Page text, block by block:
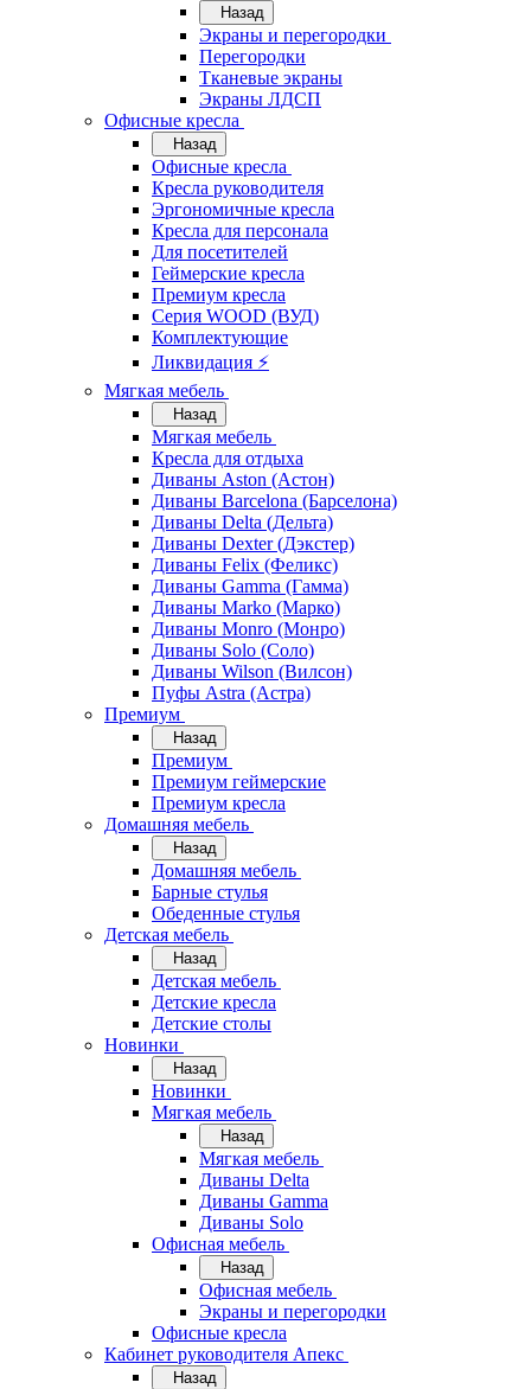
Назад
Экраны и перегородки
Перегородки
Тканевые экраны
Экраны ЛДСП
Офисные кресла
Назад
Офисные кресла
Кресла руководителя
Эргономичные кресла
Кресла для персонала
Для посетителей
Геймерские кресла
Премиум кресла
Серия WOOD (ВУД)
Комплектующие
Ликвидация ⚡
Мягкая мебель
Назад
Мягкая мебель
Кресла для отдыха
Диваны Aston (Астон)
Диваны Barcelona (Барселона)
Диваны Delta (Дельта)
Диваны Dexter (Дэкстер)
Диваны Felix (Феликс)
Диваны Gamma (Гамма)
Диваны Marko (Марко)
Диваны Monro (Монро)
Диваны Solo (Соло)
Диваны Wilson (Вилсон)
Пуфы Astra (Астра)
Премиум
Назад
Премиум
Премиум геймерские
Премиум кресла
Домашняя мебель
Назад
Домашняя мебель
Барные стулья
Обеденные стулья
Детская мебель
Назад
Детская мебель
Детские кресла
Детские столы
Новинки
Назад
Новинки
Мягкая мебель
Назад
Мягкая мебель
Диваны Delta
Диваны Gamma
Диваны Solo
Офисная мебель
Назад
Офисная мебель
Экраны и перегородки
Офисные кресла
Кабинет руководителя Апекс
Назад